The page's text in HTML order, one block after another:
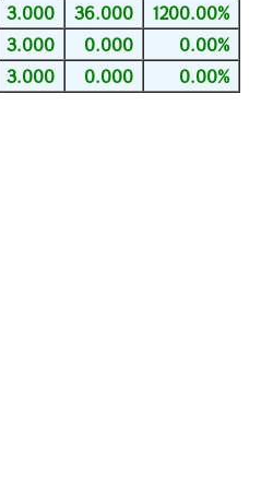
3.000 36.000 1200.00%
3.000 0.000 0.00%
3.000 0.000 0.00%